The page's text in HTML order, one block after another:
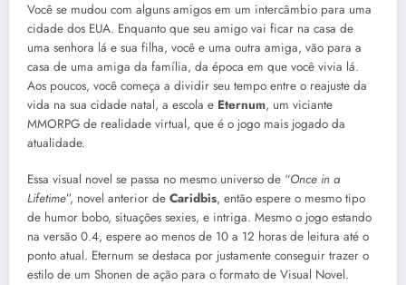
Você se mudou com alguns amigos em um intercâmbio para uma
cidade dos EUA. Enquanto que seu amigo vai ficar na casa de
uma senhora lá e sua filha, você e uma outra amiga, vão para a
casa de uma amiga da família, da época em que você vivia lá.
Aos poucos, você começa a dividir seu tempo entre o reajuste da
vida na sua cidade natal, a escola e Eternum, um viciante
MMORPG de realidade virtual, que é o jogo mais jogado da
atualidade.
Essa visual novel se passa no mesmo universo de “Once in a
Lifetime”, novel anterior de Caridbis, então espere o mesmo tipo
de humor bobo, situações sexies, e intriga. Mesmo o jogo estando
na versão 0.4, espere ao menos de 10 a 12 horas de leitura até o
ponto atual. Eternum se destaca por justamente conseguir trazer o
estilo de um Shonen de ação para o formato de Visual Novel.